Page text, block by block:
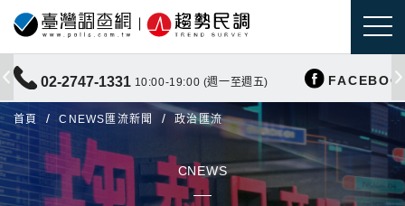
02-2747-1331 10:00-19:00 (週一至週五)
首頁 CNEWS匯流新聞 政治匯流
CNEWS